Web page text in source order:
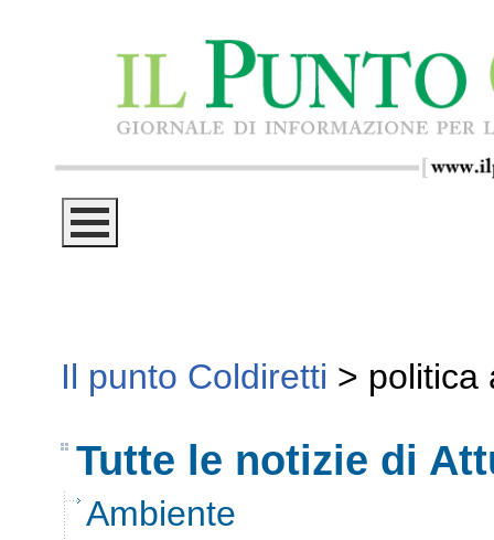
Il punto Coldiretti > politica
Tutte le notizie di
Ambiente